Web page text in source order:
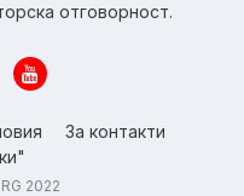
отговорност.
За контакти
2022